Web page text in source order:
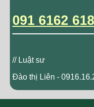
091 6162 618
// Luật sư
Đào thị Liên -